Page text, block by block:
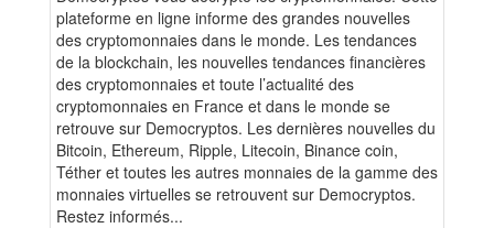
plateforme en ligne informe des grandes nouvelles
des cryptomonnaies dans le monde. Les tendances
de la blockchain, les nouvelles tendances financières
des cryptomonnaies et toute l’actualité des
cryptomonnaies en France et dans le monde se
retrouve sur Democryptos. Les dernières nouvelles du
Bitcoin, Ethereum, Ripple, Litecoin, Binance coin,
Téther et toutes les autres monnaies de la gamme des
monnaies virtuelles se retrouvent sur Democryptos.
Restez informés...